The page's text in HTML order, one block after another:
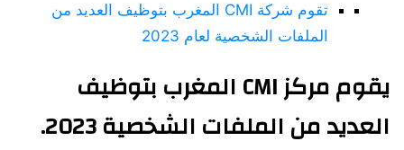
تقوم شركة CMI المغرب بتوظيف العديد من
الملفات الشخصية لعام 2023
يقوم مركز CMI المغرب بتوظيف
العديد من الملفات الشخصية 2023.